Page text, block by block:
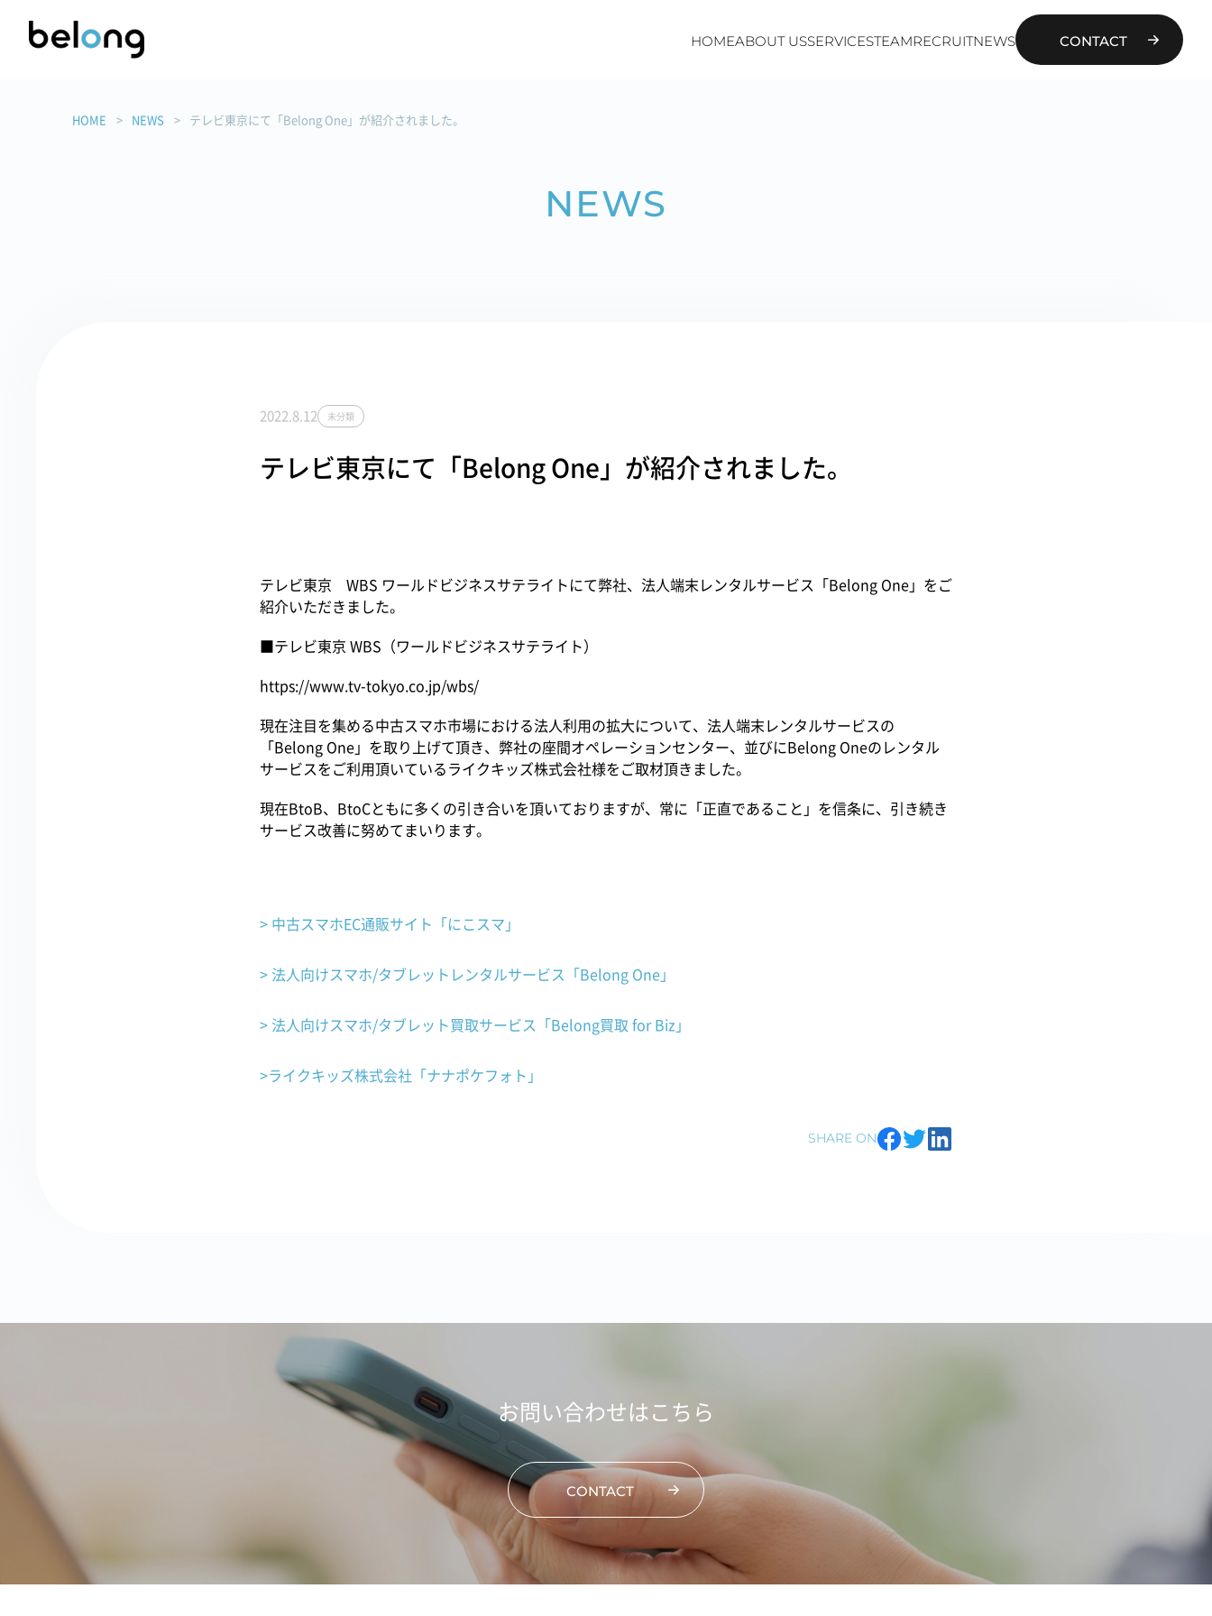
HOMEABOUT USSERVICESTEAMRECRUITNEWS CONTACT
HOME NEWS テレビ東京にて「Belong One」が紹介されました。
NEWS
2022.8.12 未分類
テレビ東京にて「Belong One」が紹介されました。
テレビ東京 WBS ワールドビジネスサテライトにて弊社、法人端末レンタルサービス「Belong One」をご
紹介いただきました。
■テレビ東京 WBS（ワールドビジネスサテライト）
https://www.tv-tokyo.co.jp/wbs/
現在注目を集める中古スマホ市場における法人利用の拡大について、法人端末レンタルサービスの
「Belong One」を取り上げて頂き、弊社の座間オペレーションセンター、並びにBelong Oneのレンタル
サービスをご利用頂いているライクキッズ株式会社様をご取材頂きました。
現在BtoB、BtoCともに多くの引き合いを頂いておりますが、常に「正直であること」を信条に、引き続き
サービス改善に努めてまいります。
> 中古スマホEC通販サイト「にこスマ」
> 法人向けスマホ/タブレットレンタルサービス「Belong One」
> 法人向けスマホ/タブレット買取サービス「Belong買取 for Biz」
>ライクキッズ株式会社「ナナポケフォト」
SHARE ON
お問い合わせはこちら
CONTACT